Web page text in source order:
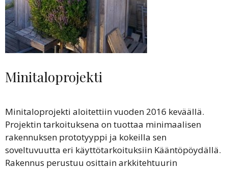
Minitaloprojekti
Minitaloprojekti aloitettiin vuoden 2016 keväällä.
Projektin tarkoituksena on tuottaa minimaalisen
rakennuksen prototyyppi ja kokeilla sen
soveltuvuutta eri käyttötarkoituksiin Kääntöpöydällä.
Rakennus perustuu osittain arkkitehtuurin